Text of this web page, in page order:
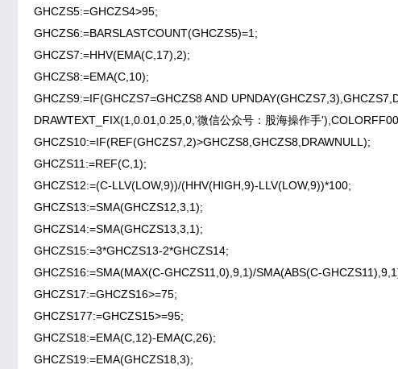
GHCZS5:=GHCZS4>95;
GHCZS6:=BARSLASTCOUNT(GHCZS5)=1;
GHCZS7:=HHV(EMA(C,17),2);
GHCZS8:=EMA(C,10);
GHCZS9:=IF(GHCZS7=GHCZS8 AND
DRAWTEXT_FIX(1,0.01,0.25,0,'微信公众号：股海操作手
GHCZS10:=IF(REF(GHCZS7,2)>GHCZS8,GHCZS8,DRAWNULL);
GHCZS11:=REF(C,1);
GHCZS12:=(C-LLV(LOW,9))/(HHV(HIGH,9)-LLV(LOW,9))*100;
GHCZS13:=SMA(GHCZS12,3,1);
GHCZS14:=SMA(GHCZS13,3,1);
GHCZS15:=3*GHCZS13-2*GHCZS14;
GHCZS16:=SMA(MAX(C-GHCZS11,0),9,1)/SMA(ABS(C-
GHCZS17:=GHCZS16>=75;
GHCZS177:=GHCZS15>=95;
GHCZS18:=EMA(C,12)-EMA(C,26);
GHCZS19:=EMA(GHCZS18,3);